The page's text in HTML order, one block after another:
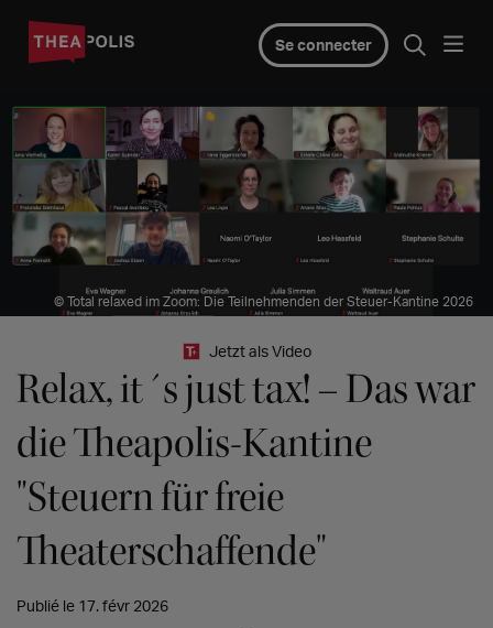
Se connecter
© Total relaxed im Zoom: Die Teilnehmenden der Steuer-Kantine 2026
Jetzt als Video
Relax, it´s just tax! – Das war
die Theapolis-Kantine
"Steuern für freie
Theaterschaffende"
Publié le 17. févr 2026